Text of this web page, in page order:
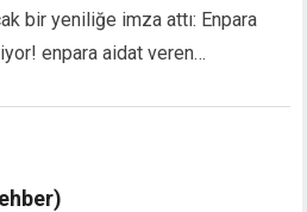
bir yeniliğe imza attı: Enpara
enpara aidat veren…